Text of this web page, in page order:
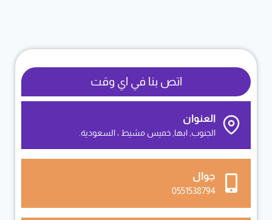
اتص بنا في اي وقت
العنوان
الجنوب, ابها, خميس مشيط ، السعودية.
جوال
0551538794